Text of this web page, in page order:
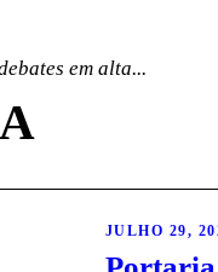
em alta...
JULHO 29,